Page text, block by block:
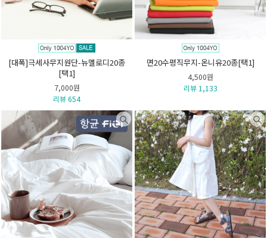
[대폭]극세사무지원단-뉴멜로디20종
[택1]
7,000원
리뷰 654
면20수평직무지-온니유20종[택1]
4,500원
리뷰 1,133